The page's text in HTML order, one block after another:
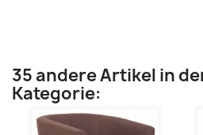
35 andere Artikel in
Kategorie: